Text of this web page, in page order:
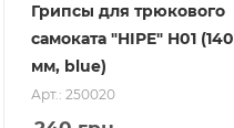
Грипсы для трюкового
самоката "HIPE" H01 (140
мм, blue)
Арт.: 250020